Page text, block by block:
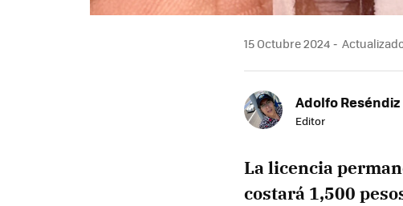
15 Octubre 2024
Adolfo Reséndiz
Editor
La licencia
costará 1,500